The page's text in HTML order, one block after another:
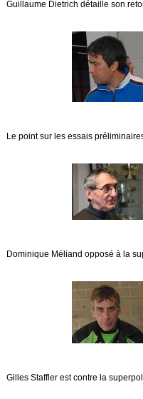
Guillaume Dietrich détaille son
Le point sur les essais
Dominique Méliand opposé à la
Gilles Staffler est contre la